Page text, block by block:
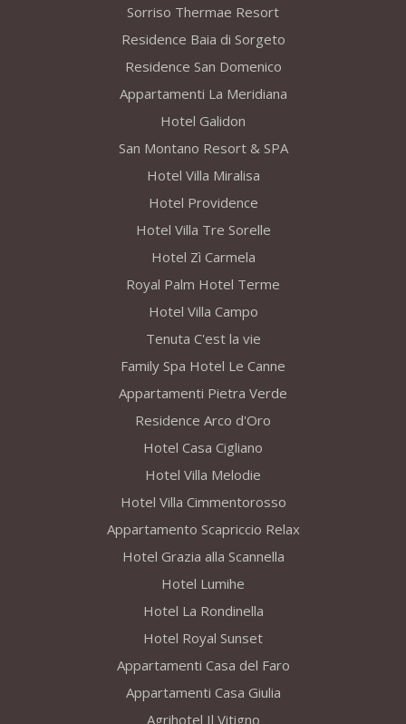
Sorriso Thermae Resort
Residence Baia di Sorgeto
Residence San Domenico
Appartamenti La Meridiana
Hotel Galidon
San Montano Resort & SPA
Hotel Villa Miralisa
Hotel Providence
Hotel Villa Tre Sorelle
Hotel Zì Carmela
Royal Palm Hotel Terme
Hotel Villa Campo
Tenuta C'est la vie
Family Spa Hotel Le Canne
Appartamenti Pietra Verde
Residence Arco d'Oro
Hotel Casa Cigliano
Hotel Villa Melodie
Hotel Villa Cimmentorosso
Appartamento Scapriccio Relax
Hotel Grazia alla Scannella
Hotel Lumihe
Hotel La Rondinella
Hotel Royal Sunset
Appartamenti Casa del Faro
Appartamenti Casa Giulia
Agrihotel Il Vitigno